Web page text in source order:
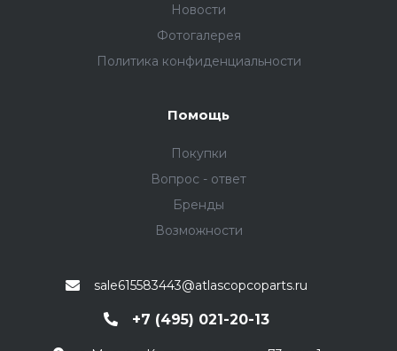
Новости
Фотогалерея
Политика конфиденциальности
Помощь
Покупки
Вопрос - ответ
Бренды
Возможности
sale615583443@atlascopcoparts.ru
+7 (495) 021-20-13